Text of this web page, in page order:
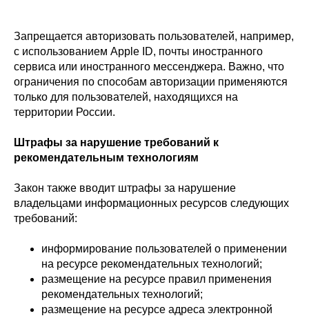
Запрещается авторизовать пользователей, например,
с использованием Apple ID, почты иностранного
сервиса или иностранного мессенджера. Важно, что
ограничения по способам авторизации применяются
только для пользователей, находящихся на
территории России.
Штрафы за нарушение требований к
рекомендательным технологиям
Закон также вводит штрафы за нарушение
владельцами информационных ресурсов следующих
требований:
информирование пользователей о применении
на ресурсе рекомендательных технологий;
размещение на ресурсе правил применения
рекомендательных технологий;
размещение на ресурсе адреса электронной